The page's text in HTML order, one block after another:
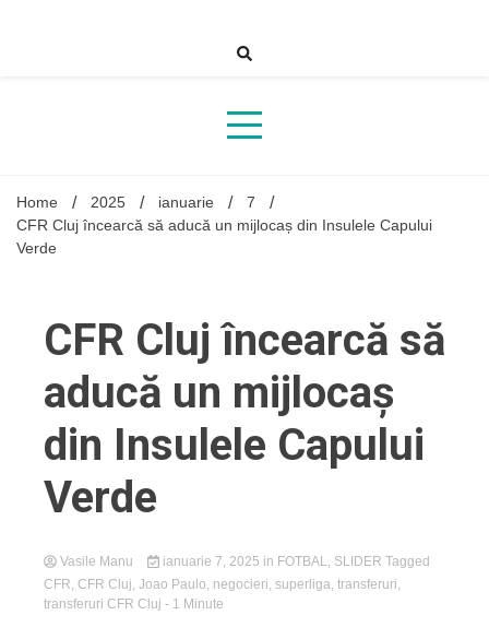
Home 2025 ianuarie
7
CFR Cluj încearcă să aducă un mijlocaș din Insulele Capului
Verde
CFR Cluj încearcă să
aducă un mijlocaș
din Insulele Capului
Verde
Vasile Manu ianuarie 7, 2025 in FOTBAL, SLIDER Tagged
CFR, CFR Cluj, Joao Paulo, negocieri, superliga, transferuri,
transferuri CFR Cluj - 1 Minute